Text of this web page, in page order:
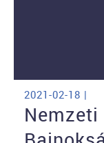
2021-02-18 |